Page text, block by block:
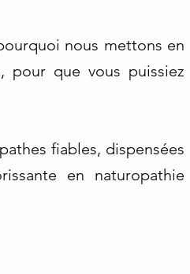
nous mettons en
pour que vous puissiez
fiables, dispensées
en naturopathie